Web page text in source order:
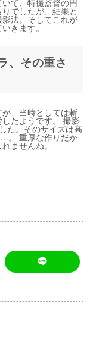
て、特撮監督の円
でしたが、結果と
法。そしてこれが
きます。
、その重さ
、当時としては斬
たようです。 撮影
た。そのサイズは高
。 重厚な作りだか
ませんね。